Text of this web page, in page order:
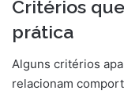
Critérios
prática
Alguns critérios
relacionam